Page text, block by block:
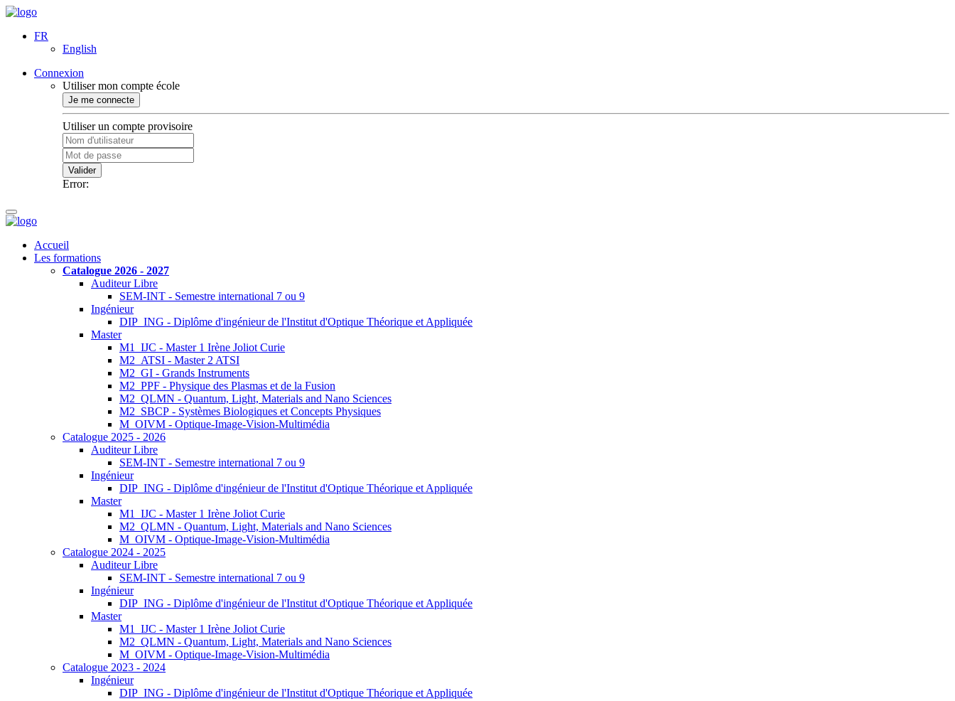
FR
English
Connexion
Utiliser mon compte école
Je me connecte
Utiliser un compte provisoire
Valider
Error:
Accueil
Les formations
Catalogue 2026 - 2027
Auditeur Libre
SEM-INT - Semestre international 7 ou 9
Ingénieur
DIP_ING - Diplôme d'ingénieur de l'Institut d'Optique Théorique et Appliquée
Master
M1_IJC - Master 1 Irène Joliot Curie
M2_ATSI - Master 2 ATSI
M2_GI - Grands Instruments
M2_PPF - Physique des Plasmas et de la Fusion
M2_QLMN - Quantum, Light, Materials and Nano Sciences
M2_SBCP - Systèmes Biologiques et Concepts Physiques
M_OIVM - Optique-Image-Vision-Multimédia
Catalogue 2025 - 2026
Auditeur Libre
SEM-INT - Semestre international 7 ou 9
Ingénieur
DIP_ING - Diplôme d'ingénieur de l'Institut d'Optique Théorique et Appliquée
Master
M1_IJC - Master 1 Irène Joliot Curie
M2_QLMN - Quantum, Light, Materials and Nano Sciences
M_OIVM - Optique-Image-Vision-Multimédia
Catalogue 2024 - 2025
Auditeur Libre
SEM-INT - Semestre international 7 ou 9
Ingénieur
DIP_ING - Diplôme d'ingénieur de l'Institut d'Optique Théorique et Appliquée
Master
M1_IJC - Master 1 Irène Joliot Curie
M2_QLMN - Quantum, Light, Materials and Nano Sciences
M_OIVM - Optique-Image-Vision-Multimédia
Catalogue 2023 - 2024
Ingénieur
DIP_ING - Diplôme d'ingénieur de l'Institut d'Optique Théorique et Appliquée